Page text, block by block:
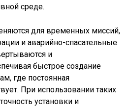
среде.
для временных миссий,
и аварийно-спасательные
и
быстрое создание
где постоянная
При использовании таких
установки и